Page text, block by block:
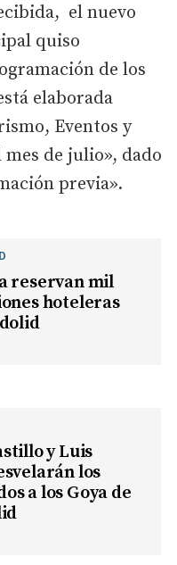
el nuevo
quiso
de los
elaborada
Eventos y
de julio», dado
previa».
reservan mil
hoteleras
y Luis
los
a los Goya de